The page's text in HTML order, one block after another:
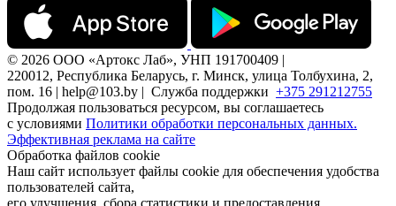
© 2026 ООО «Артокс Лаб», УНП 191700409 |
220012, Республика Беларусь, г. Минск, улица Толбухина, 2,
пом. 16 | help@103.by | Служба поддержки +375 291212755
Продолжая пользоваться ресурсом, вы соглашаетесь
с условиями Политики обработки персональных данных.
Эффективная реклама на сайте
Обработка файлов cookie
Наш сайт использует файлы cookie для обеспечения удобства
пользователей сайта,
его улучшения, сбора статистики и предоставления